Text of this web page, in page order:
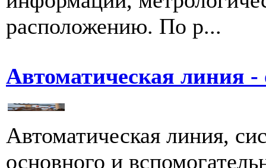
расположению. По р...
Автоматическая линия
Автоматическая линия,
основного и